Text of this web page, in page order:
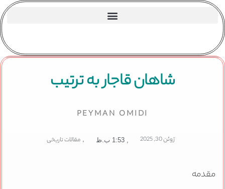
شاهان قاجار به ترتیب
PEYMAN OMIDI
ژوئن 30, 2025 1:53 ب.ظ , مقالات تاریخی
مقدمه